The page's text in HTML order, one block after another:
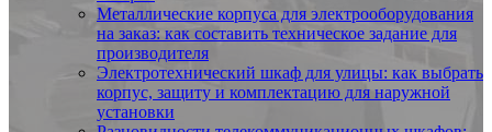
Металлические корпуса для электрооборудования
на заказ: как составить техническое задание для
производителя
Электротехнический шкаф для улицы: как выбрать
корпус, защиту и комплектацию для наружной
установки